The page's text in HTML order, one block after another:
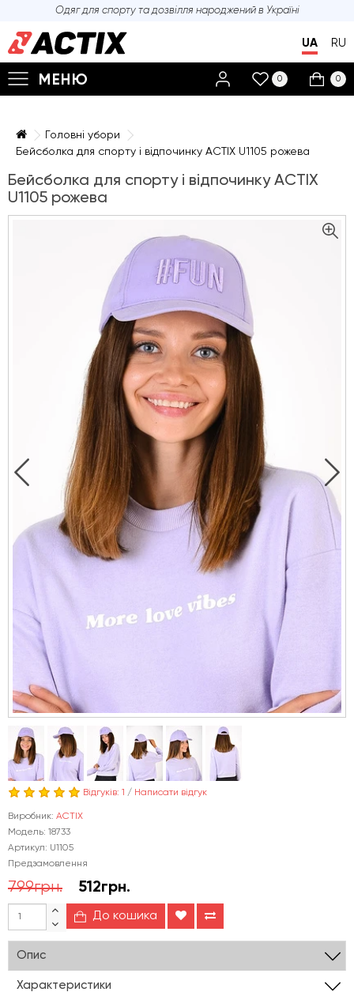
Одяг для спорту та дозвілля народжений в Україні
UA RU
МЕНЮ 0 0
Головні убори
Бейсболка для спорту і відпочинку ACTIX U1105 рожева
Бейсболка для спорту і відпочинку ACTIX
U1105 рожева
Відгуків: 1 / Написати відгук
Виробник: ACTIX
Модель: 18733
Артикул: U1105
Предзамовлення
799грн. 512грн.
До кошика
Опис
Характеристики